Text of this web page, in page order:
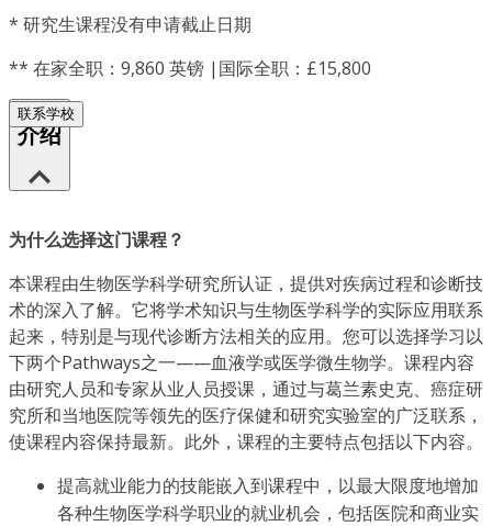
* 研究生课程没有申请截止日期
** 在家全职：9,860 英镑 |国际全职：£15,800
联系学校
介绍
为什么选择这门课程？
本课程由生物医学科学研究所认证，提供对疾病过程和诊断技
术的深入了解。它将学术知识与生物医学科学的实际应用联系
起来，特别是与现代诊断方法相关的应用。您可以选择学习以
下两个Pathways之一——血液学或医学微生物学。课程内容
由研究人员和专家从业人员授课，通过与葛兰素史克、癌症研
究所和当地医院等领先的医疗保健和研究实验室的广泛联系，
使课程内容保持最新。此外，课程的主要特点包括以下内容。
提高就业能力的技能嵌入到课程中，以最大限度地增加
各种生物医学科学职业的就业机会，包括医院和商业实